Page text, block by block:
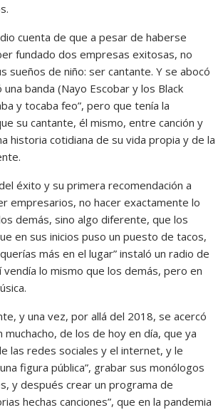
cuenta de que a pesar de haberse
fundado dos empresas exitosas, no
sueños de niño: ser cantante. Y se abocó
banda (Nayo Escobar y los Black
y tocaba feo”, pero que tenía la
su cantante, él mismo, entre canción y
historia cotidiana de su vida propia y de la
éxito y su primera recomendación a
empresarios, no hacer exactamente lo
demás, sino algo diferente, que los
en sus inicios puso un puesto de tacos,
más en el lugar” instaló un radio de
vendía lo mismo que los demás, pero en
y una vez, por allá del 2018, se acercó
muchacho, de los de hoy en día, que ya
las redes sociales y el internet, y le
figura pública”, grabar sus monólogos
y después crear un programa de
hechas canciones”, que en la pandemia